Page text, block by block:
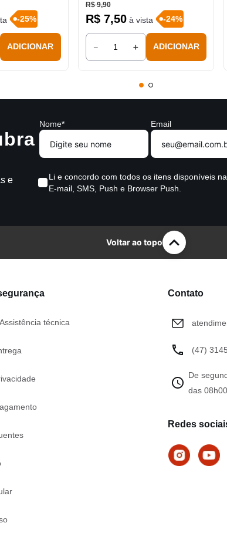
-25%
ADICIONAR
R$ 9,90
R$ 7,50à vista -24%
＋
－ ADICIONAR
e
Nome* Email
Li e concordo com todos os itens disponíveis na
E-mail, SMS, Push e Browser Push.
Voltar ao topo
técnica
Contato
(47)
De
das
Redes